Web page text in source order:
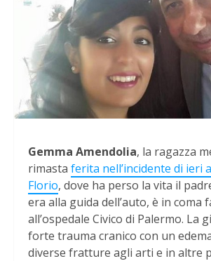
Gemma Amendolia, la ragazza
rimasta ferita nell’incidente di ieri
Florio, dove ha perso la vita il
era alla guida dell’auto, è in coma
all’ospedale Civico di Palermo. La
forte trauma cranico con un
diverse fratture agli arti e in altre